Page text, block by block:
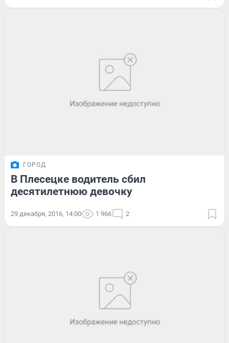
ГОРОД
В Плесецке водитель сбил
десятилетнюю девочку
29 декабря, 2016, 14:00 1 966 2